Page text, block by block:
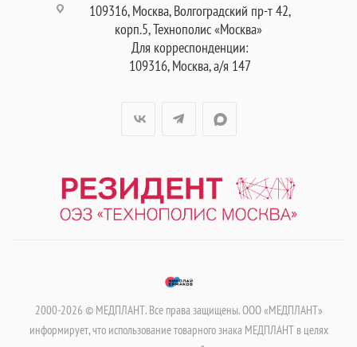
109316, Москва, Волгоградский пр-т 42,
корп.5, Технополис «Москва»
Для корреспонденции:
109316, Москва, а/я 147
2000-2026 © МЕДПЛАНТ. Все права защищены. ООО «МЕДПЛАНТ»
информирует, что использование товарного знака МЕДПЛАНТ в целях